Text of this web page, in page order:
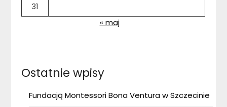
31
« maj
Ostatnie wpisy
Fundacją Montessori Bona Ventura w Szczecinie